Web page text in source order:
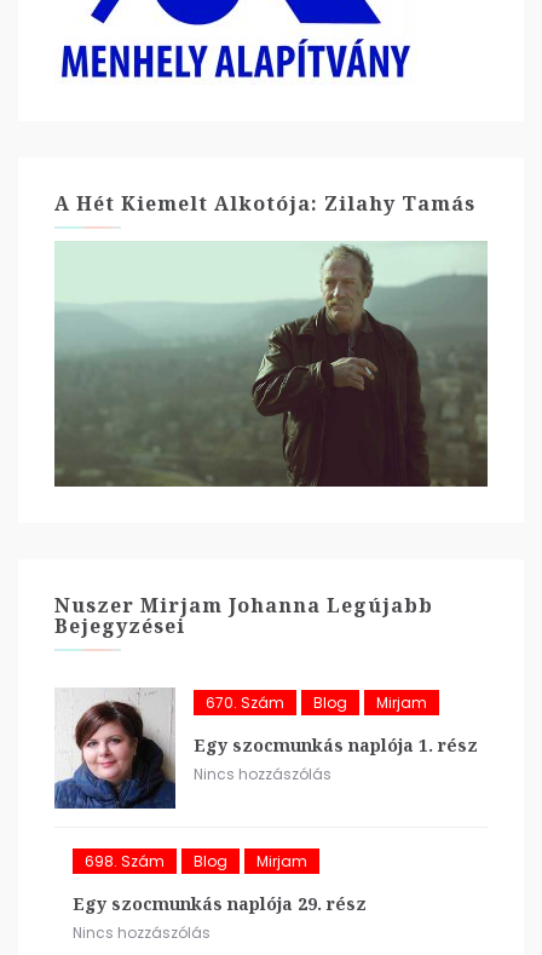
A Hét Kiemelt Alkotója: Zilahy Tamás
Nuszer Mirjam Johanna Legújabb
Bejegyzései
670. Szám Blog Mirjam
Egy szocmunkás naplója 1. rész
Nincs hozzászólás
698. Szám Blog Mirjam
Egy szocmunkás naplója 29. rész
Nincs hozzászólás